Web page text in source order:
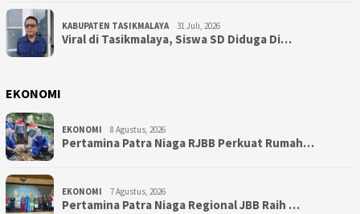
KABUPATEN TASIKMALAYA 31 Juli, 2026
Viral di Tasikmalaya, Siswa SD Diduga Di…
EKONOMI
EKONOMI 8 Agustus, 2026
Pertamina Patra Niaga RJBB Perkuat Rumah…
EKONOMI 7 Agustus, 2026
Pertamina Patra Niaga Regional JBB Raih …